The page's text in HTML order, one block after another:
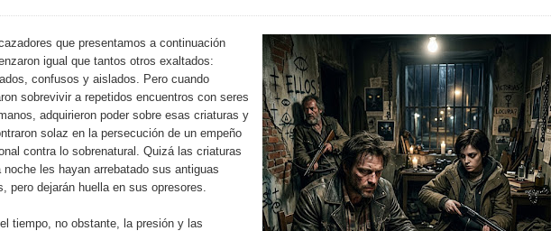
Infierno
que presentamos a continuación
igual que tantos otros exaltados:
confusos y aislados. Pero cuando
sobrevivir a repetidos encuentros con seres
adquirieron poder sobre esas criaturas y
solaz en la persecución de un empeño
contra lo sobrenatural. Quizá las criaturas
noche les hayan arrebatado sus antiguas
pero dejarán huella en sus opresores.
tiempo, no obstante, la presión y las